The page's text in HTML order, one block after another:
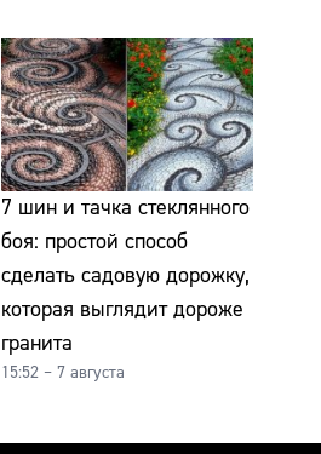
7 шин и тачка стеклянного
боя: простой способ
сделать садовую дорожку,
которая выглядит дороже
гранита
15:52 – 7 августа